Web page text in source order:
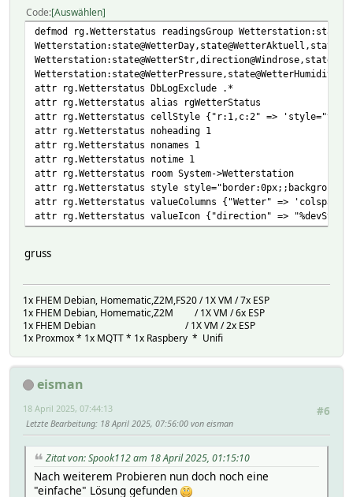
elsif($New >= 1050 ) { $FRGB =
\
$STRG = $STRG . "<span style='font-
$STRG = $STRG . "<span style='font-weight:bold;;;;font-
\
return $STRG;;\
}
attr WetterPressure devStateStyle style="text-
attr WetterPressure group weather
attr WetterPressure oldreadings pressure
attr WetterPressure readingList state pressure
attr WetterPressure room System->Wetterstation
attr WetterPressure setList state pressure
attr WetterPressure stateFormat pressure
attr WetterPressure userReadings pressure-old {
Code Auswählen
defmod rg.Wetterstatus readingsGroup
attr rg.Wetterstatus DbLogExclude .*
attr rg.Wetterstatus alias rgWetterStatus
attr rg.Wetterstatus cellStyle {"r:1,c:2" =>
attr rg.Wetterstatus noheading 1
attr rg.Wetterstatus nonames 1
attr rg.Wetterstatus notime 1
attr rg.Wetterstatus room System->Wetterstation
attr rg.Wetterstatus style
attr rg.Wetterstatus valueColumns {"Wetter" =>
attr rg.Wetterstatus valueIcon {"direction" =>
gruss
1x FHEM Debian, Homematic,Z2M,FS20 / 1X VM / 7x ESP
1x FHEM Debian, Homematic,Z2M / 1X VM / 6x ESP
1x FHEM Debian / 1X VM / 2x ESP
1x Proxmox * 1x MQTT * 1x Raspbery * Unifi
eisman
#6
18 April 2025, 07:44:13
Letzte Bearbeitung: 18 April 2025, 07:56:00 von eisman
Zitat von: Spook112 am 18 April 2025, 01:15:10
Nach weiterem Probieren nun doch noch eine
"einfache" Lösung gefunden